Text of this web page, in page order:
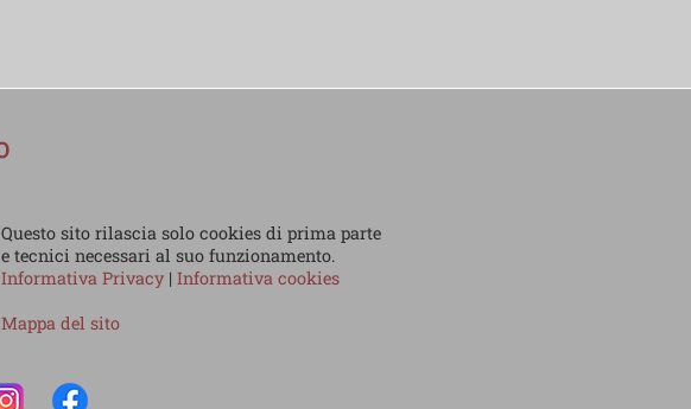
Questo sito rilascia solo cookies di prima parte
e tecnici necessari al suo funzionamento.
Informativa Privacy | Informativa cookies
Mappa del sito